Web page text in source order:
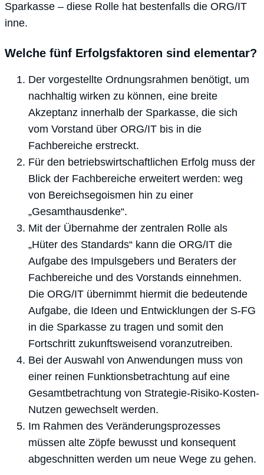
Sparkasse – diese Rolle hat bestenfalls die ORG/IT
inne.
Welche fünf Erfolgsfaktoren sind elementar?
Der vorgestellte Ordnungsrahmen benötigt, um
nachhaltig wirken zu können, eine breite
Akzeptanz innerhalb der Sparkasse, die sich
vom Vorstand über ORG/IT bis in die
Fachbereiche erstreckt.
Für den betriebswirtschaftlichen Erfolg muss der
Blick der Fachbereiche erweitert werden: weg
von Bereichsegoismen hin zu einer
„Gesamthausdenke“.
Mit der Übernahme der zentralen Rolle als
„Hüter des Standards“ kann die ORG/IT die
Aufgabe des Impulsgebers und Beraters der
Fachbereiche und des Vorstands einnehmen.
Die ORG/IT übernimmt hiermit die bedeutende
Aufgabe, die Ideen und Entwicklungen der S-FG
in die Sparkasse zu tragen und somit den
Fortschritt zukunftsweisend voranzutreiben.
Bei der Auswahl von Anwendungen muss von
einer reinen Funktionsbetrachtung auf eine
Gesamtbetrachtung von Strategie-Risiko-Kosten-
Nutzen gewechselt werden.
Im Rahmen des Veränderungsprozesses
müssen alte Zöpfe bewusst und konsequent
abgeschnitten werden um neue Wege zu gehen.